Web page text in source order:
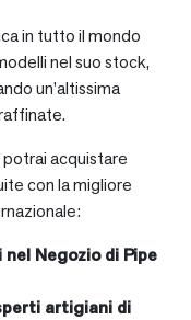
in tutto il mondo
nel suo stock,
un’altissima
potrai acquistare
con la migliore
Negozio di Pipe
artigiani di